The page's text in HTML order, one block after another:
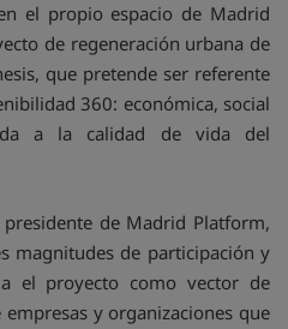
el propio espacio de Madrid
de regeneración urbana de
que pretende ser referente
360: económica, social
a la calidad de vida del
de Madrid Platform,
magnitudes de participación y
el proyecto como vector de
y organizaciones que